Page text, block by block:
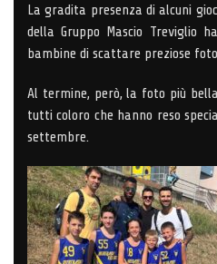
La gradita presenza di alcuni
della Gruppo Mascio Treviglio
bambine di scattare preziose
Al termine, però, la foto più
tutti coloro che hanno reso
settembre.